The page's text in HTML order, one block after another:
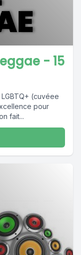
- 15
LGBTQ+ (cuvéee
pour
fait...